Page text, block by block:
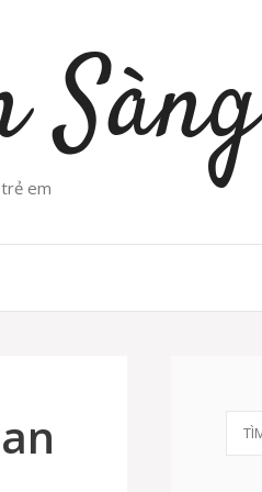
Sàng
em
Tìm
kiếm